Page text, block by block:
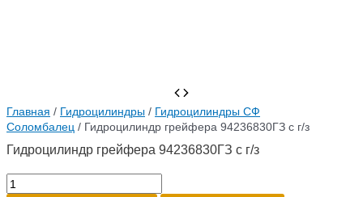
Главная / Гидроцилиндры / Гидроцилиндры СФ
Соломбалец / Гидроцилиндр грейфера 94236830ГЗ с г/з
Гидроцилиндр грейфера 94236830ГЗ с г/з
Количество